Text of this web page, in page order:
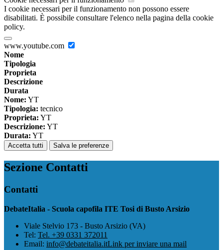
I cookie necessari per il funzionamento non possono essere
disabilitati. È possibile consultare l'elenco nella pagina della cookie
policy.
www.youtube.com
Nome
Tipologia
Proprieta
Descrizione
Durata
Nome: YT
Tipologia: tecnico
Proprieta: YT
Descrizione: YT
Durata: YT
Accetta tutti Salva le preferenze
Sezione Contatti
Contatti
DebateItalia - Scuola capofila ITE Tosi di Busto Arsizio
Viale Stelvio 173 - Busto Arsizio (VA)
Tel: Tel. +39 0331 372011
Email: info@debateitalia.itLink per inviare una mail